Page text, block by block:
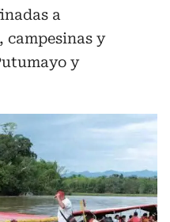
a
campesinas y
y